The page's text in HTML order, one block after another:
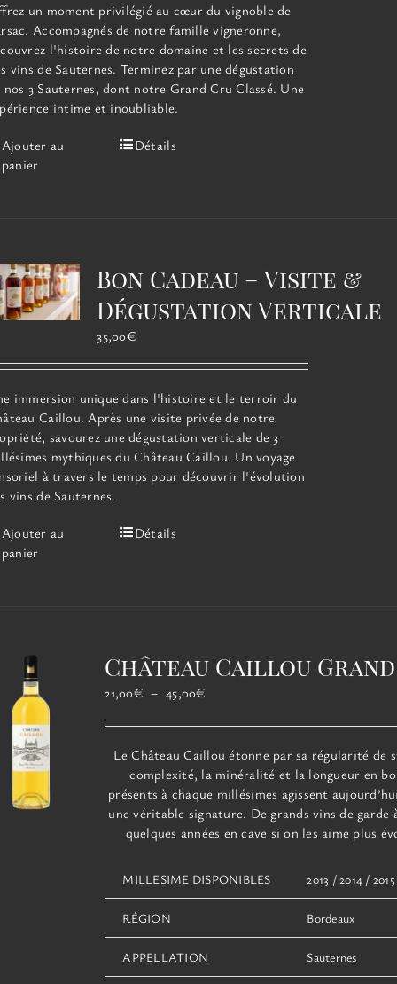
un moment privilégié au cœur du vignoble de
Accompagnés de notre famille vigneronne,
l'histoire de notre domaine et les secrets de
vins de Sauternes. Terminez par une dégustation
nos 3 Sauternes, dont notre Grand Cru Classé. Une
intime et inoubliable.
Ajouter au
panier
Détails
Bon Cadeau – Visite &
Dégustation Verticale
35,00€
immersion unique dans l'histoire et le terroir du
Caillou. Après une visite privée de notre
savourez une dégustation verticale de 3
mythiques du Château Caillou. Un voyage
à travers le temps pour découvrir l'évolution
vins de Sauternes.
Ajouter au
panier
Détails
Château Caillou
21,00€ – 45,00€
prix :
21,00€
à
45,00€
Le Château Caillou étonne par sa régularité de
complexité, la minéralité et la longueur en
présents à chaque millésimes agissent
une véritable signature. De grands vins de garde
quelques années en cave si on les aime plus
MILLESIME DISPONIBLES 2013 / 2014 /
RÉGION Bordeaux
APPELLATION Sauternes